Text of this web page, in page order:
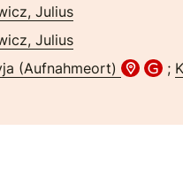
Julius
Julius
(Aufnahmeort) ;